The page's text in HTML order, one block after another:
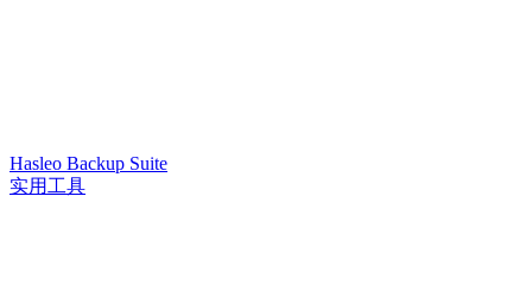
Hasleo Backup Suite
实用工具